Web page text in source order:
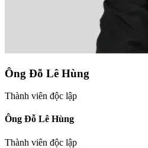
Ông Đỗ Lê Hùng
Thành viên độc lập
Ông Đỗ Lê Hùng
Thành viên độc lập